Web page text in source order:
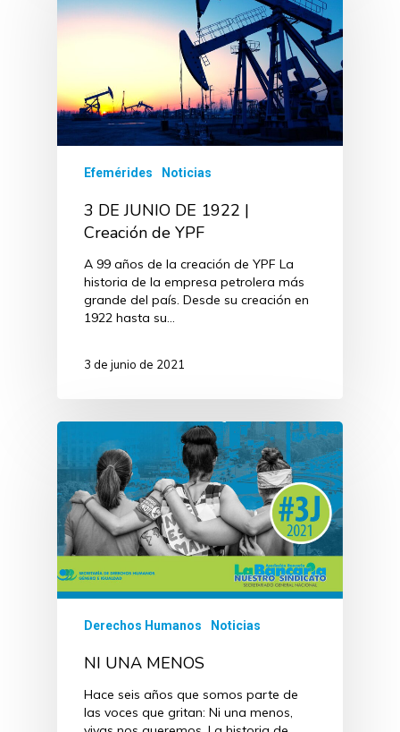
Efemérides Noticias
3 DE JUNIO DE 1922 |
Creación de YPF
A 99 años de la creación de YPF La
historia de la empresa petrolera más
grande del país. Desde su creación en
1922 hasta su…
3 de junio de 2021
Derechos Humanos Noticias
NI UNA MENOS
Hace seis años que somos parte de
las voces que gritan: Ni una menos,